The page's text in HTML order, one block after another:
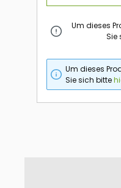
Um dieses
Sie
Um dieses
Sie sich bitte